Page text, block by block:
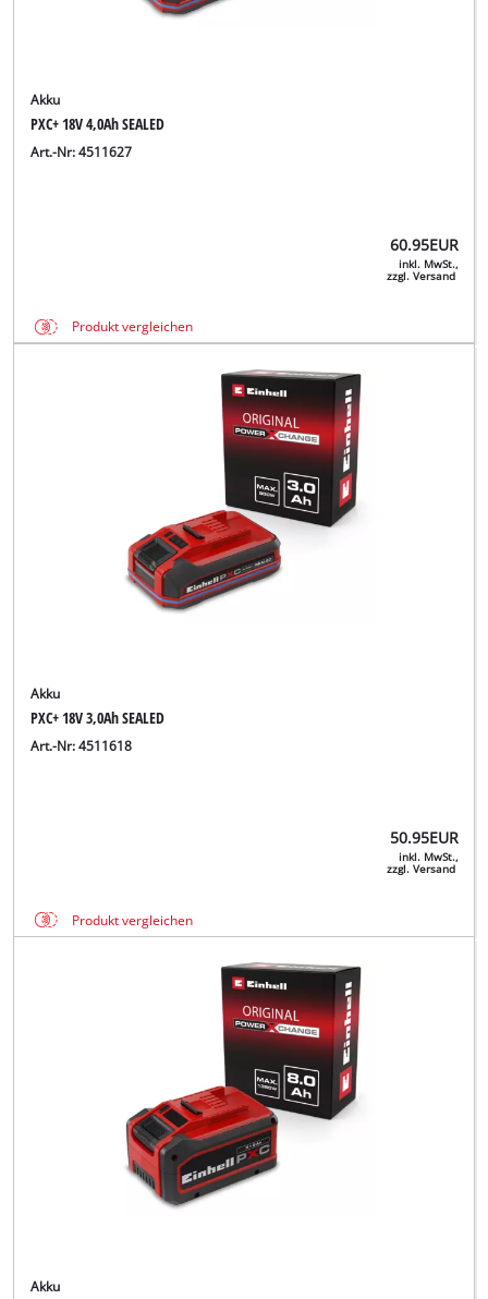
Akku
PXC+ 18V 4,0Ah SEALED
Art.-Nr: 4511627
60.95EUR
inkl. MwSt.,
zzgl. Versand
Produkt vergleichen
Akku
PXC+ 18V 3,0Ah SEALED
Art.-Nr: 4511618
50.95EUR
inkl. MwSt.,
zzgl. Versand
Produkt vergleichen
Akku